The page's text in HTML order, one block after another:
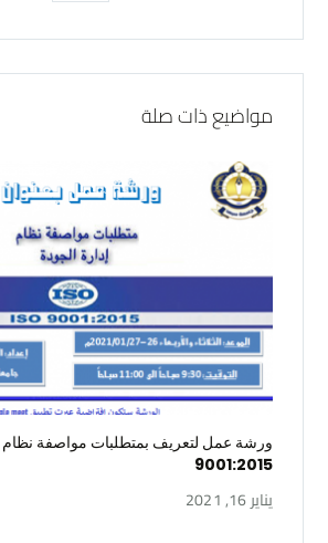
مواضيع ذات صلة
ورشة عمل لتعريف بمتطلبات مواصفة نظام
9001:2015
يناير 16, 2021